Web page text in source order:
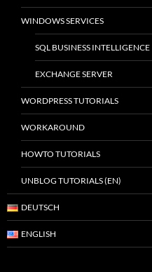
WINDOWS SERVICES
SQL BUSINESS INTELLIGENCE
EXCHANGE SERVER
WORDPRESS TUTORIALS
WORKAROUND
HOWTO TUTORIALS
UNBLOG TUTORIALS (EN)
DEUTSCH
ENGLISH